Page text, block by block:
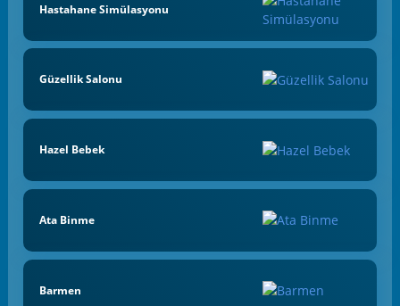
Hastahane Simülasyonu
Güzellik Salonu
Hazel Bebek
Ata Binme
Barmen